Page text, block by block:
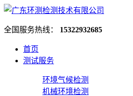
全国服务热线： 15322932685
首页
测试服务
环境气候检测
机械环境检测